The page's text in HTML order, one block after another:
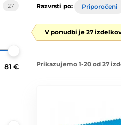
27
81 €
Razvrsti po: Priporočeni
V ponudbi je 27
Prikazujemo 1-20 od 27